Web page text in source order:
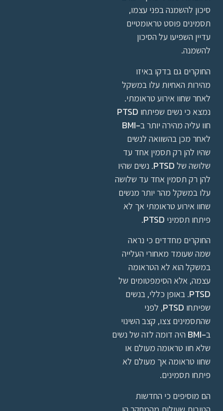
סיכון להשמנה בפני עצמו,
תסמינים פוסט טראומטיים
עדיין השפיעו על הסיכון
להשמנה.
החוקרים גם בדקו באיזו
מהירות האחיות עלו במשקל
לאחר שחוו אירוע טראומתי.
נמצא כי נשים שפיתחו PTSD
חוו עליה מהירה יותר ב-BMI
לאחר מכן בהשוואה לנשים
שהיו להן רק תסמין אחד עד
שלושה של PTSD. נשים שהיו
להן רק תסמין אחד עד שלושה
עלו במשקל מהר יותר מנשים
שחוו אירוע טראומתי אך לא
פיתחו תסמיני PTSD.
החוקרים מחדדים כי נראה
שמה שעומד מאחורי העלייה
במשקל הוא לא הטראומה
עצמה, אלא הסימפטומים של
PTSD. באופן כללי, בנשים
שפיתחו PTSD, לפני
שהתסמינים צצו, קצב השינוי
ב-BMI היה דומה לזה של נשים
שלא חוו טראומה מעולם או
שחוו טראומה אך מעולם לא
פיתחו תסמינים.
הם מוסיפים כי החדשות